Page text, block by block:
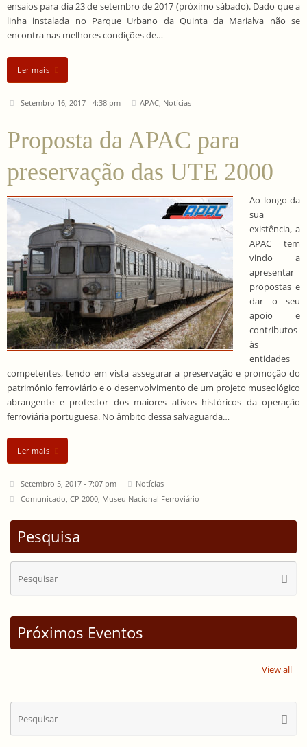
ensaios para dia 23 de setembro de 2017 (próximo sábado). Dado que a
linha instalada no Parque Urbano da Quinta da Marialva não se
encontra nas melhores condições de…
Ler mais
Setembro 16, 2017 - 4:38 pm APAC Notícias
Proposta da APAC para
preservação das UTE 2000
Ao longo da
sua
existência, a
APAC tem
vindo a
apresentar
propostas e
dar o seu
apoio e
contributos
às
entidades
competentes, tendo em vista assegurar a preservação e promoção do
património ferroviário e o desenvolvimento de um projeto museológico
abrangente e protector dos maiores ativos históricos da operação
ferroviária portuguesa. No âmbito dessa salvaguarda…
Ler mais
Setembro 5, 2017 - 7:07 pm
Notícias
Comunicado CP 2000, Museu Nacional Ferroviário
Pesquisa
Próximos Eventos
View all